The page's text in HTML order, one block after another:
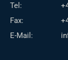
Tel:
Fax:
E-Mail: